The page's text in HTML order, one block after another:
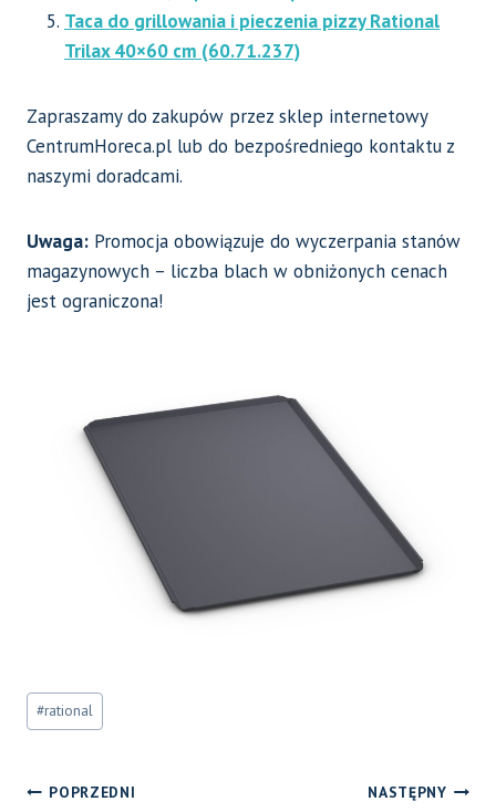
Taca do grillowania i pieczenia pizzy Rational
Trilax 40×60 cm (60.71.237)
Zapraszamy do zakupów przez sklep internetowy
CentrumHoreca.pl lub do bezpośredniego kontaktu z
naszymi doradcami.
Uwaga: Promocja obowiązuje do wyczerpania stanów
magazynowych – liczba blach w obniżonych cenach
jest ograniczona!
Tagi
wpisu:
#rational
NAWIGACJA
POPRZEDNI NASTĘPNY